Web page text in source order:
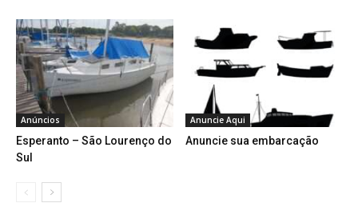
Anúncios
Esperanto – São Lourenço do
Sul
Anuncie Aqui
Anuncie sua embarcação